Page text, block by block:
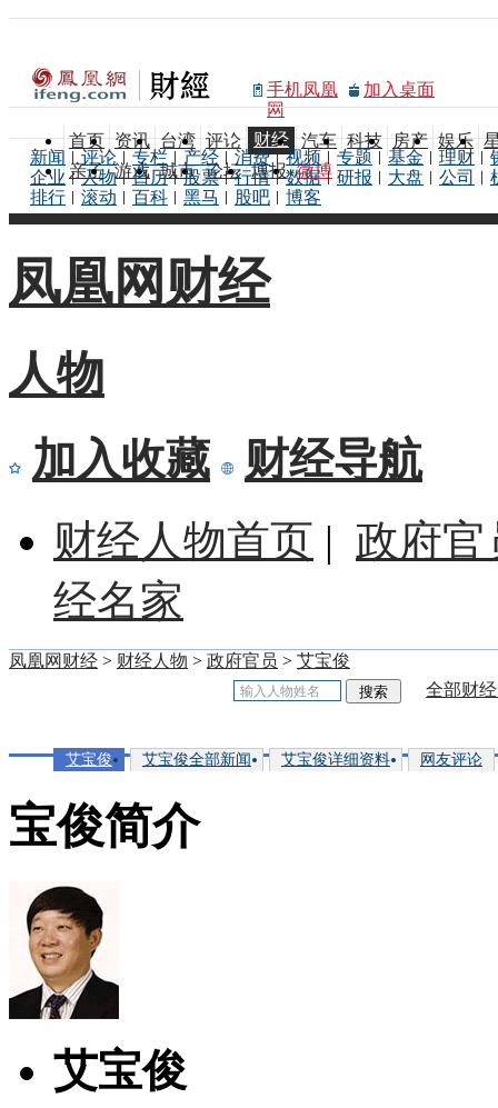
手机凤凰
网
加入桌面
首页 资讯 台湾 评论 财经 汽车 科技 房产 娱乐
亲子 游戏 城市 论坛 博报 微博
新闻 评论 专栏 产经 消费 视频 专题 基金 理财
企业
人物 日历 股票 行情 数据 研报 大盘 公司
排行
滚动 百科 黑马 股吧 博客
凤凰网财经
人物
加入收藏 财经导航
财经人物首页 | 政府官
经名家
凤凰网财经 > 财经人物 > 政府官员 > 艾宝俊
全部财
艾宝俊 艾宝俊全部新闻 艾宝俊详细资料 网友评论
宝俊简介
艾宝俊